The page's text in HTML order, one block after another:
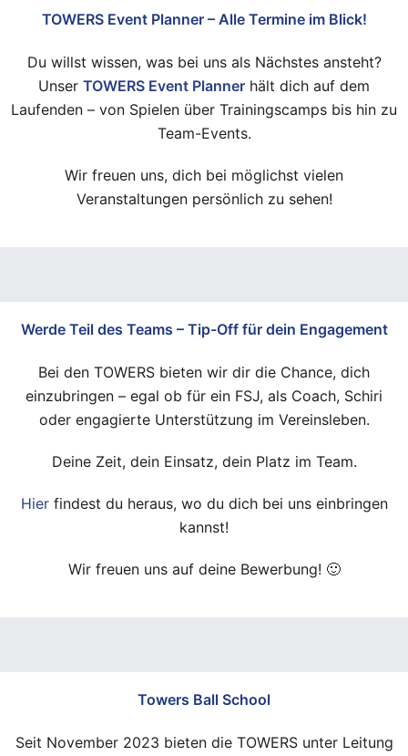
TOWERS Event Planner – Alle Termine im Blick!
Du willst wissen, was bei uns als Nächstes ansteht?
Unser TOWERS Event Planner hält dich auf dem
Laufenden – von Spielen über Trainingscamps bis hin zu
Team-Events.
Wir freuen uns, dich bei möglichst vielen
Veranstaltungen persönlich zu sehen!
Werde Teil des Teams – Tip-Off für dein Engagement
Bei den TOWERS bieten wir dir die Chance, dich
einzubringen – egal ob für ein FSJ, als Coach, Schiri
oder engagierte Unterstützung im Vereinsleben.
Deine Zeit, dein Einsatz, dein Platz im Team.
Hierfindest du heraus, wo du dich bei uns einbringen
kannst!
Wir freuen uns auf deine Bewerbung! 🙂
Towers Ball School
Seit November 2023 bieten die TOWERS unter Leitung